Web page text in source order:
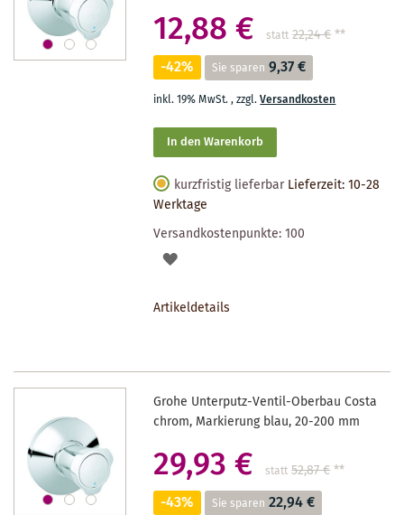
12,88 € statt 22,24 €**
-42% Sie sparen 9,37 €
inkl. 19% MwSt.,zzgl.Versandkosten
In den Warenkorb
kurzfristig lieferbar Lieferzeit: 10-28
Werktage
Versandkostenpunkte:100
AUF
Artikeldetails
Grohe Unterputz-Ventil-Oberbau Costa
chrom, Markierung blau, 20-200 mm
29,93 € statt 52,87 €**
-43% Sie sparen 22,94 €